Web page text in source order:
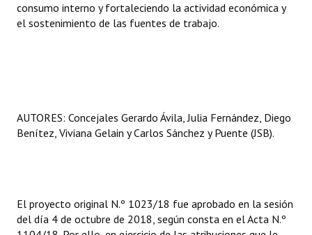
consumo interno y fortaleciendo la actividad económica y
el sostenimiento de las fuentes de trabajo.
AUTORES: Concejales Gerardo Ávila, Julia Fernández, Diego
Benítez, Viviana Gelain y Carlos Sánchez y Puente (JSB).
El proyecto original N.º 1023/18 fue aprobado en la sesión
del día 4 de octubre de 2018, según consta en el Acta N.º